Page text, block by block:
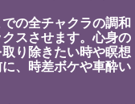
の全チャクラの調和
スさせます。心身の
り除きたい時や瞑想
、時差ボケや車酔い